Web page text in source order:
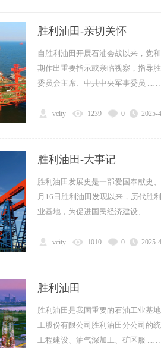
胜利油田-亲切关怀
自胜利油田开展石油会战以来，党
期作出重要指示或亲临视察，指导
委员会主席、中共中央军事委员
vcity 1239 0 2025-
胜利油田-大事记
胜利油田发展史是一部爱国奉献史
月16日胜利油田发现以来，历代胜
业基地，为促进国民经济建设、
vcity 1010 0 2025-
胜利油田
胜利油田是我国重要的石油工业基
工股份有限公司胜利油田分公司的
工程建设、油气深加工、矿区服